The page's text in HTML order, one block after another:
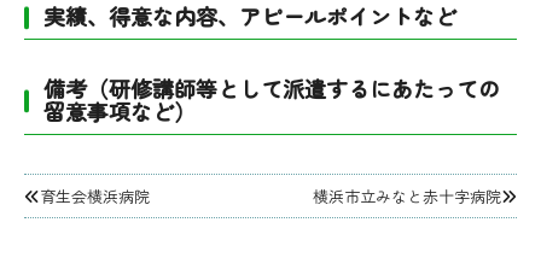
実績、得意な内容、アピールポイントなど
備考（研修講師等として派遣するにあたっての
留意事項など）
投
稿
育生会横浜病院 横浜市立みなと赤十字病院